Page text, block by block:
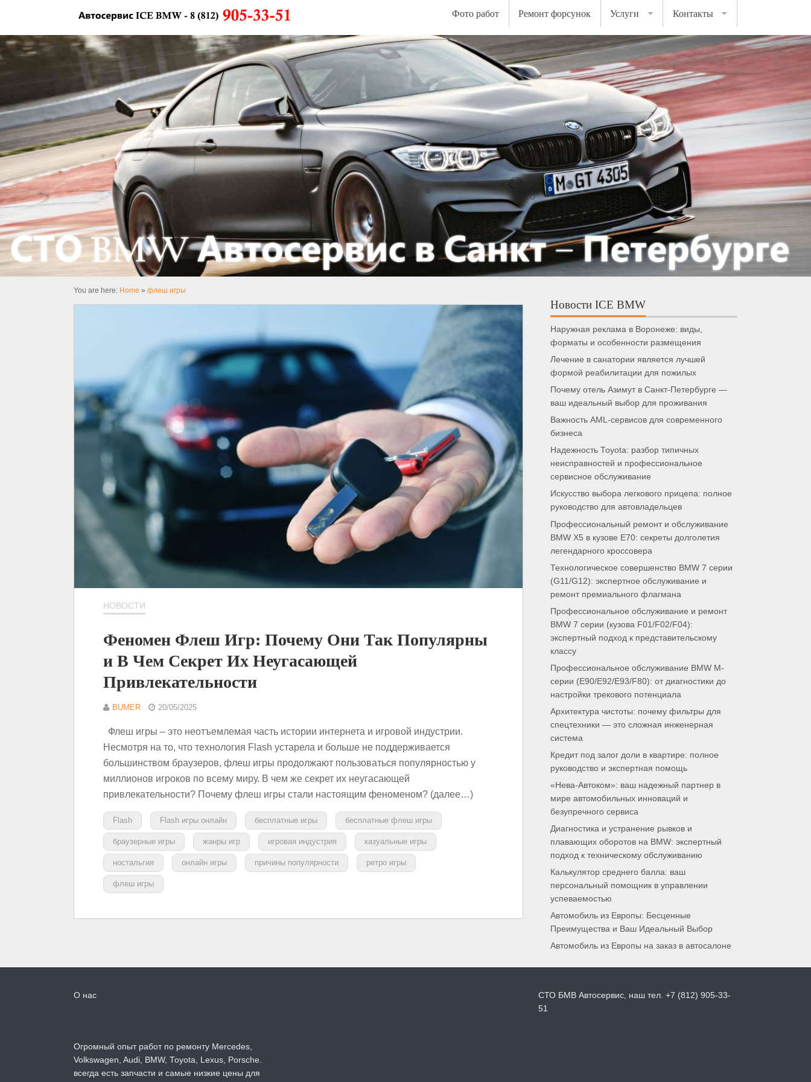
Фото работ Ремонт форсунок Услуги Контакты
You are here: Home » флеш игры
НОВОСТИ
Феномен Флеш Игр: Почему Они Так Популярны
и В Чем Секрет Их Неугасающей
Привлекательности
BUMER 20/05/2025
Флеш игры – это неотъемлемая часть истории интернета и игровой индустрии.
Несмотря на то, что технология Flash устарела и больше не поддерживается
большинством браузеров, флеш игры продолжают пользоваться популярностью у
миллионов игроков по всему миру. В чем же секрет их неугасающей
привлекательности? Почему флеш игры стали настоящим феноменом? (далее…)
Flash Flash игры онлайн бесплатные игры бесплатные флеш игры
браузерные игры жанры игр игровая индустрия казуальные игры
ностальгия онлайн игры причины популярности ретро игры
флеш игры
Новости ICE BMW
Наружная реклама в Воронеже: виды,
форматы и особенности размещения
Лечение в санатории является лучшей
формой реабилитации для пожилых
Почему отель Азимут в Санкт-Петербурге —
ваш идеальный выбор для проживания
Важность AML-сервисов для современного
бизнеса
Надежность Toyota: разбор типичных
неисправностей и профессиональное
сервисное обслуживание
Искусство выбора легкового прицепа: полное
руководство для автовладельцев
Профессиональный ремонт и обслуживание
BMW X5 в кузове E70: секреты долголетия
легендарного кроссовера
Технологическое совершенство BMW 7 серии
(G11/G12): экспертное обслуживание и
ремонт премиального флагмана
Профессиональное обслуживание и ремонт
BMW 7 серии (кузова F01/F02/F04):
экспертный подход к представительскому
классу
Профессиональное обслуживание BMW M-
серии (E90/E92/E93/F80): от диагностики до
настройки трекового потенциала
Архитектура чистоты: почему фильтры для
спецтехники — это сложная инженерная
система
Кредит под залог доли в квартире: полное
руководство и экспертная помощь
«Нева-Автоком»: ваш надежный партнер в
мире автомобильных инноваций и
безупречного сервиса
Диагностика и устранение рывков и
плавающих оборотов на BMW: экспертный
подход к техническому обслуживанию
Калькулятор среднего балла: ваш
персональный помощник в управлении
успеваемостью
Автомобиль из Европы: Бесценные
Преимущества и Ваш Идеальный Выбор
Автомобиль из Европы на заказ в автосалоне
О нас
Огромный опыт работ по ремонту Mercedes,
Volkswagen, Audi, BMW, Toyota, Lexus, Porsche.
всегда есть запчасти и самые низкие цены для
СТО БМВ Автосервис, наш тел. +7 (812) 905-33-
51